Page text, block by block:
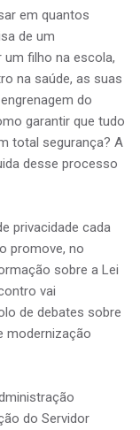
em quantos
de um
um filho na escola,
na saúde, as suas
do
garantir que tudo
total segurança? A
desse processo
privacidade cada
promove, no
sobre a Lei
vai
de debates sobre
modernização
do Servidor